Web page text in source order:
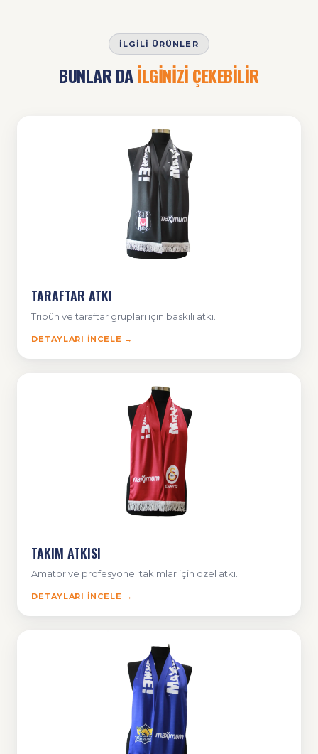
İLGILI ÜRÜNLER
BUNLAR DAİLGİNİZİ ÇEKEBİLİR
TARAFTAR ATKI
Tribün ve taraftar grupları için baskılı atkı.
DETAYLARI İNCELE →
TAKIM ATKISI
Amatör ve profesyonel takımlar için özel atkı.
DETAYLARI İNCELE →